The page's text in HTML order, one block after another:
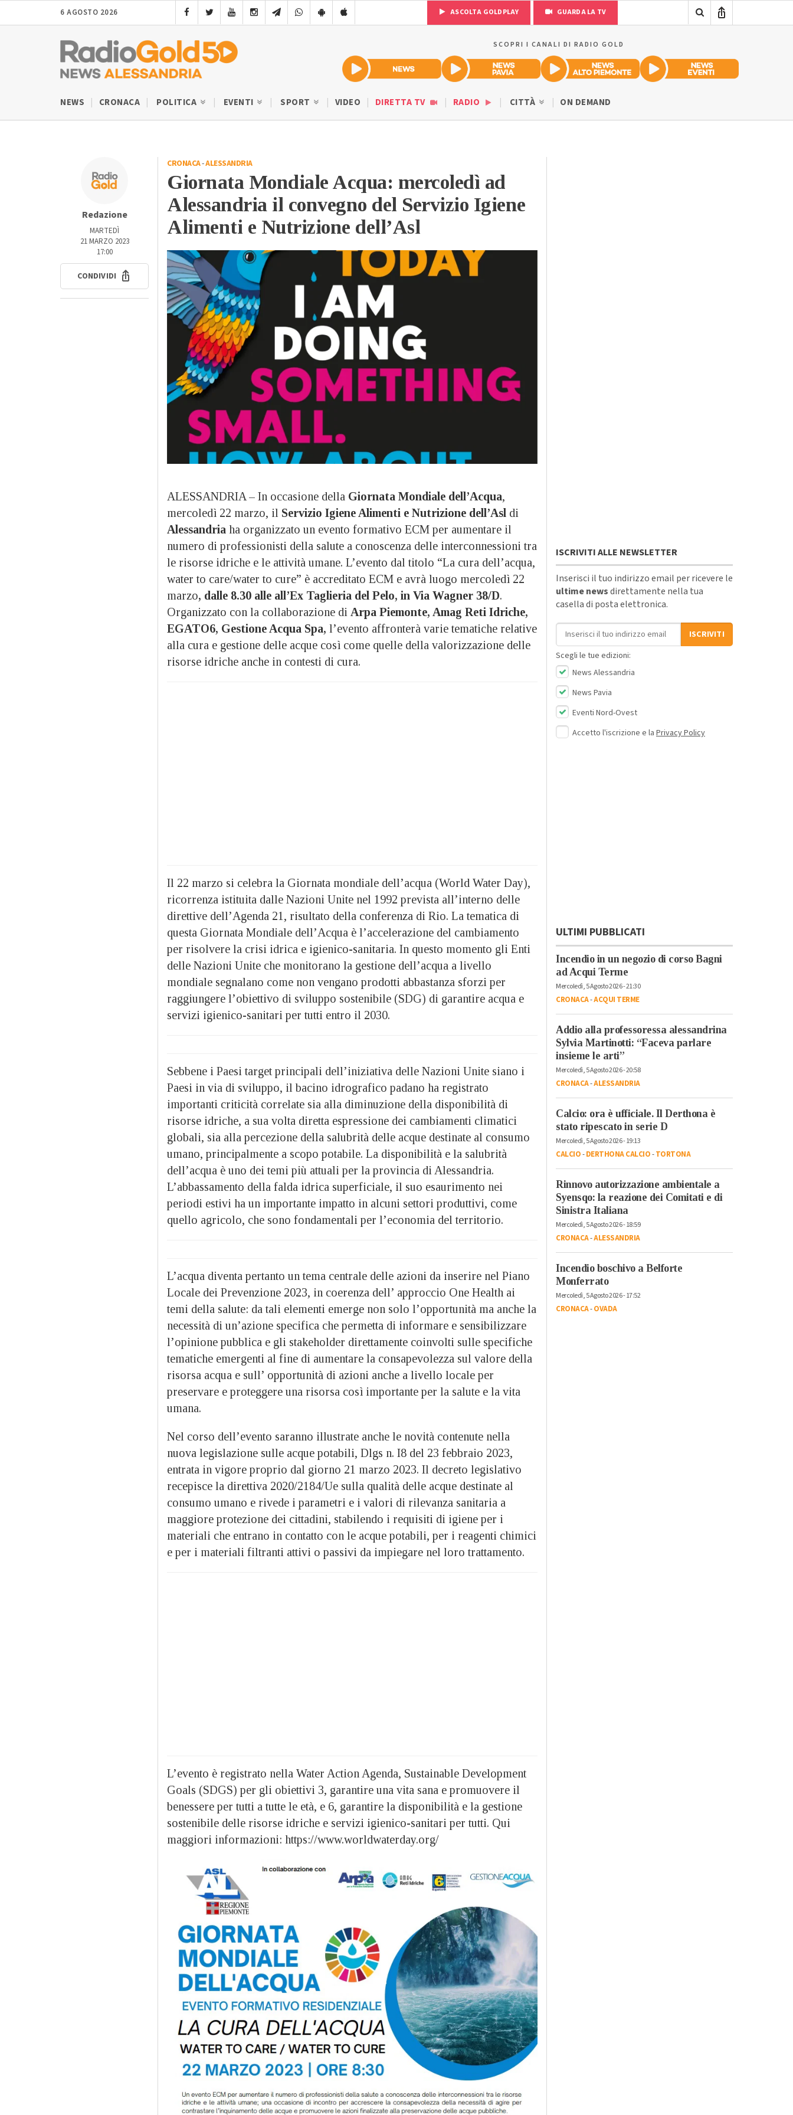
6 AGOSTO 2026 ASCOLTA GOLDPLAY GUARDA LA TV
SCOPRI I CANALI DI RADIO GOLD
NEWS CRONACA POLITICA EVENTI SPORT VIDEO DIRETTA TV RADIO CITTÀ ON DEMAND
Redazione
MARTEDÌ
21 MARZO 2023
17:00
CONDIVIDI
CRONACA-ALESSANDRIA
Giornata Mondiale Acqua: mercoledì ad
Alessandria il convegno del Servizio Igiene
Alimenti e Nutrizione dell’Asl
ALESSANDRIA – In occasione della Giornata Mondiale dell’Acqua,
mercoledì 22 marzo, il Servizio Igiene Alimenti e Nutrizione dell’Asl di
Alessandria ha organizzato un evento formativo ECM per aumentare il
numero di professionisti della salute a conoscenza delle interconnessioni tra
le risorse idriche e le attività umane. L’evento dal titolo “La cura dell’acqua,
water to care/water to cure” è accreditato ECM e avrà luogo mercoledì 22
marzo, dalle 8.30 alle all’Ex Taglieria del Pelo, in Via Wagner 38/D.
Organizzato con la collaborazione di Arpa Piemonte, Amag Reti Idriche,
EGATO6, Gestione Acqua Spa, l’evento affronterà varie tematiche relative
alla cura e gestione delle acque così come quelle della valorizzazione delle
risorse idriche anche in contesti di cura.
Il 22 marzo si celebra la Giornata mondiale dell’acqua (World Water Day),
ricorrenza istituita dalle Nazioni Unite nel 1992 prevista all’interno delle
direttive dell’Agenda 21, risultato della conferenza di Rio. La tematica di
questa Giornata Mondiale dell’Acqua è l’accelerazione del cambiamento
per risolvere la crisi idrica e igienico-sanitaria. In questo momento gli Enti
delle Nazioni Unite che monitorano la gestione dell’acqua a livello
mondiale segnalano come non vengano prodotti abbastanza sforzi per
raggiungere l’obiettivo di sviluppo sostenibile (SDG) di garantire acqua e
servizi igienico-sanitari per tutti entro il 2030.
Sebbene i Paesi target principali dell’iniziativa delle Nazioni Unite siano i
Paesi in via di sviluppo, il bacino idrografico padano ha registrato
importanti criticità correlate sia alla diminuzione della disponibilità di
risorse idriche, a sua volta diretta espressione dei cambiamenti climatici
globali, sia alla percezione della salubrità delle acque destinate al consumo
umano, principalmente a scopo potabile. La disponibilità e la salubrità
dell’acqua è uno dei temi più attuali per la provincia di Alessandria.
L’abbassamento della falda idrica superficiale, il suo esaurimento nei
periodi estivi ha un importante impatto in alcuni settori produttivi, come
quello agricolo, che sono fondamentali per l’economia del territorio.
L’acqua diventa pertanto un tema centrale delle azioni da inserire nel Piano
Locale dei Prevenzione 2023, in coerenza dell’ approccio One Health ai
temi della salute: da tali elementi emerge non solo l’opportunità ma anche la
necessità di un’azione specifica che permetta di informare e sensibilizzare
l’opinione pubblica e gli stakeholder direttamente coinvolti sulle specifiche
tematiche emergenti al fine di aumentare la consapevolezza sul valore della
risorsa acqua e sull’ opportunità di azioni anche a livello locale per
preservare e proteggere una risorsa così importante per la salute e la vita
umana.
Nel corso dell’evento saranno illustrate anche le novità contenute nella
nuova legislazione sulle acque potabili, Dlgs n. I8 del 23 febbraio 2023,
entrata in vigore proprio dal giorno 21 marzo 2023. Il decreto legislativo
recepisce la direttiva 2020/2184/Ue sulla qualità delle acque destinate al
consumo umano e rivede i parametri e i valori di rilevanza sanitaria a
maggiore protezione dei cittadini, stabilendo i requisiti di igiene per i
materiali che entrano in contatto con le acque potabili, per i reagenti chimici
e per i materiali filtranti attivi o passivi da impiegare nel loro trattamento.
L’evento è registrato nella Water Action Agenda, Sustainable Development
Goals (SDGS) per gli obiettivi 3, garantire una vita sana e promuovere il
benessere per tutti a tutte le età, e 6, garantire la disponibilità e la gestione
sostenibile delle risorse idriche e servizi igienico-sanitari per tutti. Qui
maggiori informazioni: https://www.worldwaterday.org/
ISCRIVITI ALLE NEWSLETTER
Inserisci il tuo indirizzo email per ricevere le
ultime newsdirettamente nella tua
casella di posta elettronica.
Indirizzo email
ISCRIVITI
Scegli le tue edizioni:
News Alessandria
News Pavia
Eventi Nord-Ovest
Accetto l'iscrizione e la Privacy Policy
ULTIMI PUBBLICATI
Incendio in un negozio di corso Bagni
ad Acqui Terme
Mercoledì, 5 Agosto 2026 - 21:30
CRONACA-ACQUI TERME
Addio alla professoressa alessandrina
Sylvia Martinotti: “Faceva parlare
insieme le arti”
Mercoledì, 5 Agosto 2026 - 20:58
CRONACA-ALESSANDRIA
Calcio: ora è ufficiale. Il Derthona è
stato ripescato in serie D
Mercoledì, 5 Agosto 2026 - 19:13
CALCIO-DERTHONA CALCIO-TORTONA
Rinnovo autorizzazione ambientale a
Syensqo: la reazione dei Comitati e di
Sinistra Italiana
Mercoledì, 5 Agosto 2026 - 18:59
CRONACA-ALESSANDRIA
Incendio boschivo a Belforte
Monferrato
Mercoledì, 5 Agosto 2026 - 17:52
CRONACA-OVADA